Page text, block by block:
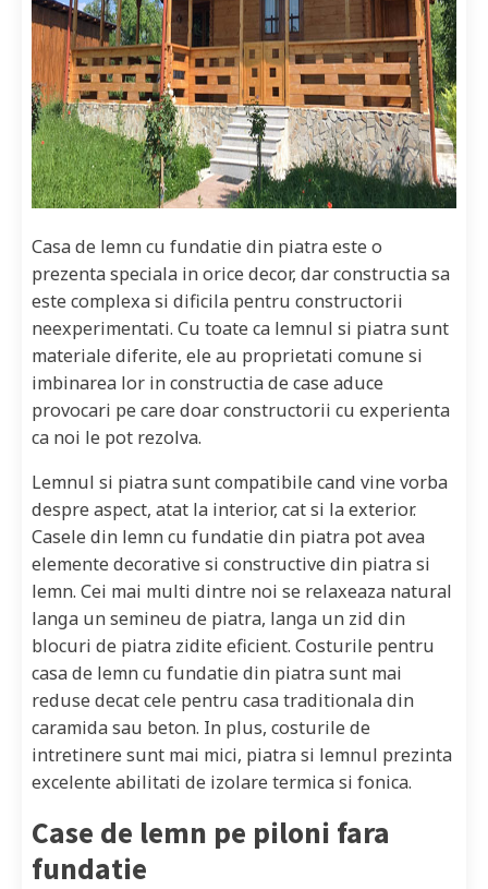
Casa de lemn cu fundatie din piatra este o
prezenta speciala in orice decor, dar constructia sa
este complexa si dificila pentru constructorii
neexperimentati. Cu toate ca lemnul si piatra sunt
materiale diferite, ele au proprietati comune si
imbinarea lor in constructia de case aduce
provocari pe care doar constructorii cu experienta
ca noi le pot rezolva.
Lemnul si piatra sunt compatibile cand vine vorba
despre aspect, atat la interior, cat si la exterior.
Casele din lemn cu fundatie din piatra pot avea
elemente decorative si constructive din piatra si
lemn. Cei mai multi dintre noi se relaxeaza natural
langa un semineu de piatra, langa un zid din
blocuri de piatra zidite eficient. Costurile pentru
casa de lemn cu fundatie din piatra sunt mai
reduse decat cele pentru casa traditionala din
caramida sau beton. In plus, costurile de
intretinere sunt mai mici, piatra si lemnul prezinta
excelente abilitati de izolare termica si fonica.
Case de lemn pe piloni fara
fundatie